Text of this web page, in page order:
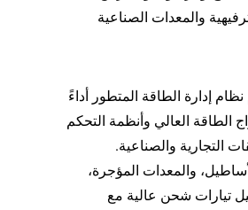
والمعدات الصناعية
إدارة الطاقة المتطور أداءً
العالي وأنظمة التحكم
التجارية والصناعية.
والمعدات المؤجرة،
تيارات شحن عالية مع